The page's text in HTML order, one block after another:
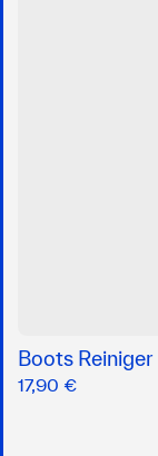
Boots Reiniger
17,90 €